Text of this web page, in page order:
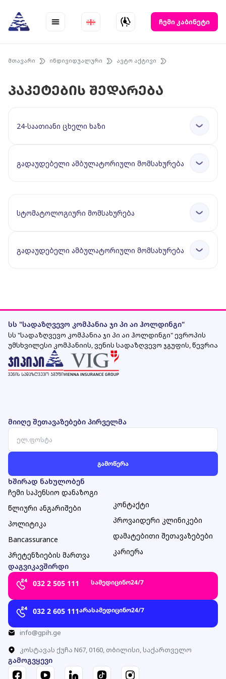
content
ჩემი კაბინეტი
მთავარი ინდივიდუალური ავტო აქტივი
პაკეტების შედარება
24-საათიანი ცხელი ხაზი
გადაუდებელი ამბულატორიული მომსახურება
სტომატოლოგიური მომსახურება
გადაუდებელი ამბულატორიული მომსახურება
სს "სადაზღვევო კომპანია ჯი პი აი ჰოლდინგი"
სს "სადაზღვევო კომპანია ჯი პი აი ჰოლდინგი" ევროპის
უმსხვილესი კომპანიის, ვენის სადაზღვევო ჯგუფის, წევრია
მიიღე შეთავაზებები პირველმა
ხშირად ნახულობენ
ჩემი საპენსიო დანაზოგი
წლიური ანგარიშები
პოლიტიკა
Bancassurance
პრეტენზიების მართვა
კონტაქტი
პროვაიდერი კლინიკები
დამატებითი შეთავაზებები
კარიერა
დაგვიკავშირდი
032 2 505 111
სამედიცინო24/7
032 2 605 111არასამედიცინო24/7
info@gpih.ge
კოსტავას ქუჩა N67, 0160, თბილისი, საქართველო
გამოგვყევი